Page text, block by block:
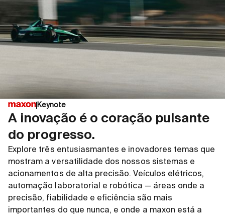
Keynote
A inovação é o coração pulsante
do progresso.
Explore três entusiasmantes e inovadores temas que
mostram a versatilidade dos nossos sistemas e
acionamentos de alta precisão. Veículos elétricos,
automação laboratorial e robótica — áreas onde a
precisão, fiabilidade e eficiência são mais
importantes do que nunca, e onde a maxon está a